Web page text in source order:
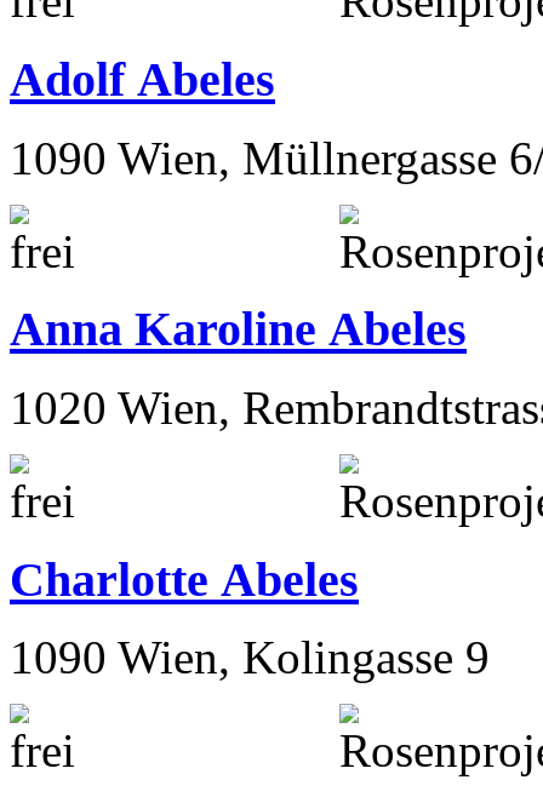
Adolf Abeles
1090 Wien, Müllnergasse
Anna Karoline Abeles
1020 Wien,
Charlotte Abeles
1090 Wien, Kolingasse 9